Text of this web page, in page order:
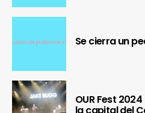
Se cierra un
OUR Fest